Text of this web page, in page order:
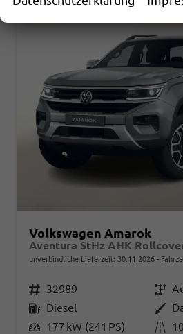
Volkswagen Amarok
Aventura StHz AHK
unverbindliche Lieferzeit: 30.11.2026
Fahrzeugnr. 32989 Getriebe
Kraftstoff Diesel Außenfarbe
Leistung 177 kW (241 PS) Kilometerstand